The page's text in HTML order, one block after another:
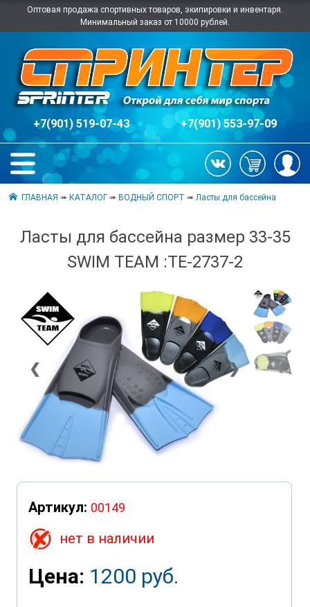
Оптовая продажа спортивных товаров, экипировки и инвентаря.
Минимальный заказ от 10000 рублей.
+7(901) 519-07-43 +7(901) 553-97-09
ГЛАВНАЯ ➠КАТАЛОГ ➠ВОДНЫЙ СПОРТ ➠ Ласты для бассейна
Ласты для бассейна размер 33-35
SWIM TEAM :TE-2737-2
❮ ❯
Артикул: 00149
нет в наличии
Цена: 1200 руб.